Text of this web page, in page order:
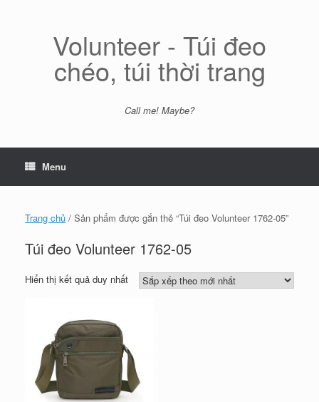
Volunteer - Túi đeo
chéo, túi thời trang
Call me! Maybe?
Menu
Trang chủ / Sản phẩm được gắn thẻ “Túi đeo Volunteer 1762-05”
Túi đeo Volunteer 1762-05
Hiển thị kết quả duy nhất